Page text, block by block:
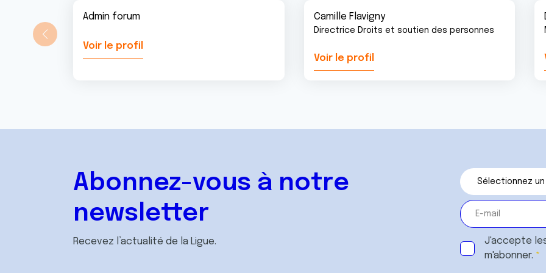
Admin forum
Voir le profil
Camille Flavigny
Directrice Droits et soutien des personnes
Voir le profil
Abonnez-vous à notre
newsletter
Recevez l’actualité de la Ligue.
J'accepte
m'abonner.